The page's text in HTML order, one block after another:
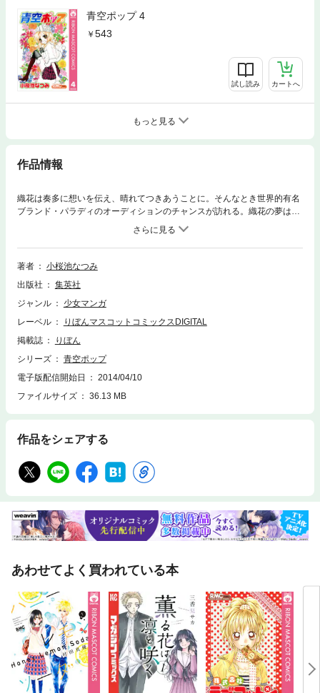
青空ポップ 4
543
試し読み カートへ
もっと見る
作品情報
織花は奏多に想いを伝え、晴れてつきあうことに。そんなとき世界的有名
ブランド・パラディのオーディションのチャンスが訪れる。織花の夢はか
なうの!? 愛と感動の最終巻!! 【同時収録】デザート ポップ
著者
小桜池なつみ
出版社
集英社
ジャンル
少女マンガ
レーベル
りぼんマスコットコミックスDIGITAL
掲載誌
りぼん
シリーズ
青空ポップ
電子版配信開始日
2014/04/10
ファイルサイズ
36.13 MB
作品をシェアする
あわせてよく買われている本